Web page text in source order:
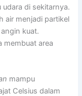
di sekitarnya.
air menjadi partikel
kuat.
membuat area
mampu
Celsius dalam